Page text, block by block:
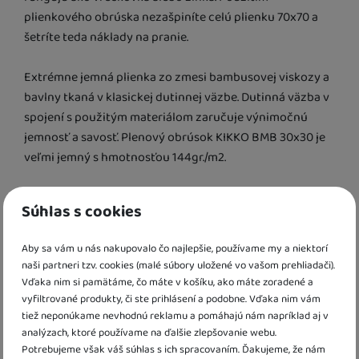
Súhlas s cookies
Aby sa vám u nás nakupovalo čo najlepšie, používame my a niektorí
naši partneri tzv. cookies (malé súbory uložené vo vašom prehliadači).
Vďaka nim si pamätáme, čo máte v košíku, ako máte zoradené a
vyfiltrované produkty, či ste prihlásení a podobne. Vďaka nim vám
tiež neponúkame nevhodnú reklamu a pomáhajú nám napríklad aj v
analýzach, ktoré používame na ďalšie zlepšovanie webu.
Potrebujeme však váš súhlas s ich spracovaním. Ďakujeme, že nám
plienkového obrúska nezašpiníte celú plienku 70x70 a
šetríte teda náklady na pranie.
Extrémne jemná plienka zo zmesi bambusovej viskozy a
bavlny tkaná v klasickej dutinnej väzbe. Dutinná väzba v
spojení s použitým materiálom zaručuje výnimočnú
jemnosť a savosť. Plenový obrúsok KIKKO BMB 30x30 je
veľmi jemný s hmotnosťou 144gr./m2.
reakciu, bavlnená viskoza je navyše antibakteriálna.
Spojenie dutinkovej väzby a bambusového materiálu
robí z KIKKO®BMB Colors jednu z najsavších plienok,
ktoré kedy boli vyrobené!!!
Plienka sú k dispozícii v 3 modnych farbách - pastelovo